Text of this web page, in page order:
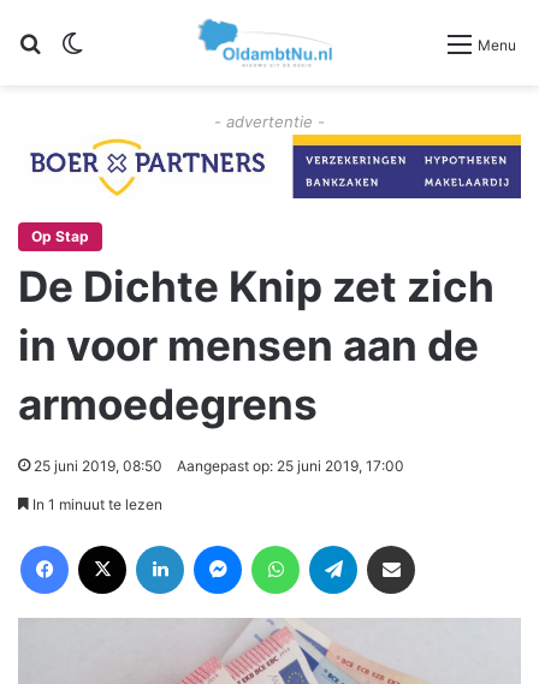
Zoeken Menu
- advertentie -
Op Stap
De Dichte Knip zet zich
in voor mensen aan de
armoedegrens
25 juni 2019, 08:50 Aangepast op: 25 juni 2019, 17:00
In 1 minuut te lezen